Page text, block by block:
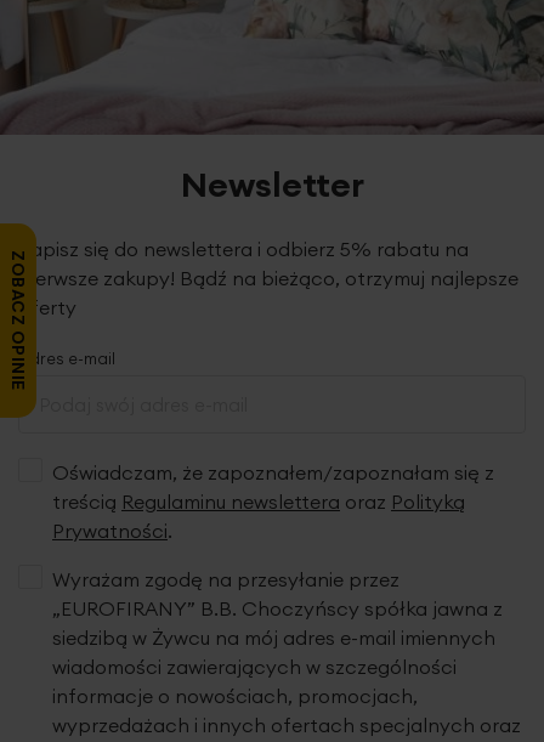
Newsletter
Zapisz się do newslettera i odbierz 5% rabatu na
pierwsze zakupy! Bądź na bieżąco, otrzymuj najlepsze
oferty
Adres e-mail
Oświadczam, że zapoznałem/zapoznałam się z
treścią Regulaminu newslettera oraz Polityką
Prywatności.
Wyrażam zgodę na przesyłanie przez
„EUROFIRANY” B.B. Choczyńscy spółka jawna z
siedzibą w Żywcu na mój adres e-mail imiennych
wiadomości zawierających w szczególności
informacje o nowościach, promocjach,
wyprzedażach i innych ofertach specjalnych oraz
ZOBACZ OPINIE